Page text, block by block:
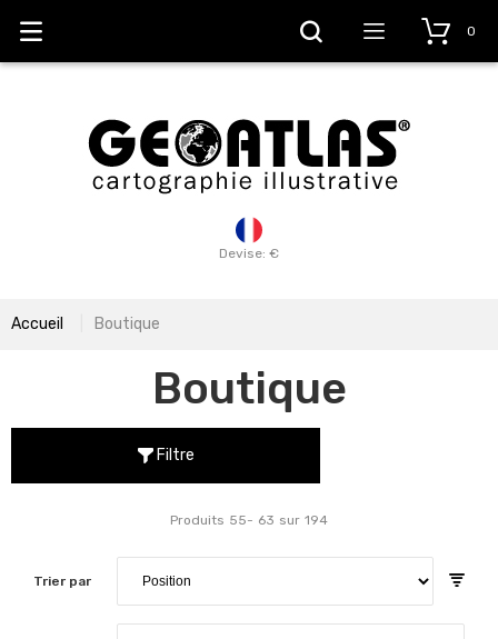
Devise: €
0
Accueil Boutique
Boutique
Filtre
Trier par
Produits 55- 63 sur 194